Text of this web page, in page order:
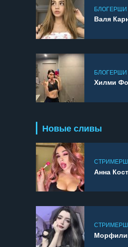
БЛОГЕРШИ
Валя
БЛОГЕРШИ
Хилми
Новые сливы
Анна